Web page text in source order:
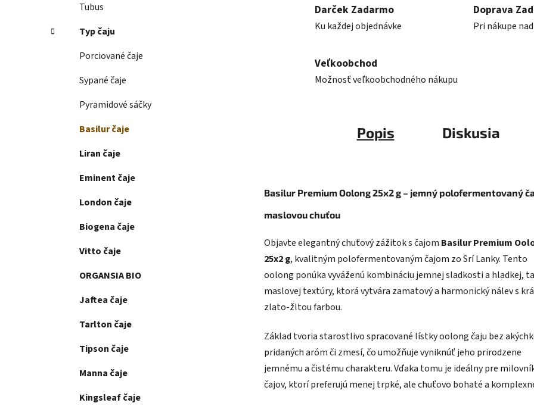
Tubus
Typ čaju
Porciované čaje
Sypané čaje
Pyramidové sáčky
Basilur čaje
Liran čaje
Eminent čaje
London čaje
Biogena čaje
Vitto čaje
ORGANSIA BIO
Jaftea čaje
Tarlton čaje
Tipson čaje
Manna čaje
Kingsleaf čaje
Darček Zadarmo
Ku každej objednávke
Doprava
Pri nákupe
Veľkoobchod
Možnosť veľkoobchodného nákupu
Popis Diskusia
Basilur Premium Oolong 25x2 g – jemný polofermentovaný
maslovou chuťou
Objavte elegantný chuťový zážitok s čajom Basilur Premium
25x2 g, kvalitným polofermentovaným čajom zo Srí Lanky. Tento
oolong ponúka vyváženú kombináciu jemnej sladkosti a hladkej,
maslovej textúry, ktorá vytvára zamatový a harmonický nálev s
zlato-žltou farbou.
Základ tvoria starostlivo spracované lístky oolong čaju bez
pridaných aróm či zmesí, čo umožňuje vyniknúť jeho prirodzene
jemnému a čistému charakteru. Vďaka tomu je ideálny pre
čajov, ktorí preferujú menej trpké, ale chuťovo bohaté a